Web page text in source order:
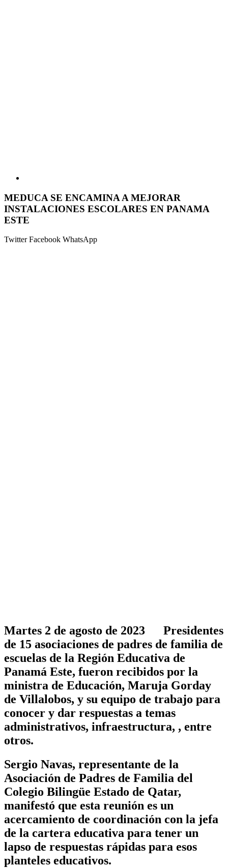
MEDUCA SE ENCAMINA A MEJORAR
INSTALACIONES ESCOLARES EN PANAMA
ESTE
TwitterFacebook WhatsApp
Martes 2 de agosto de 2023 Presidentes
de 15 asociaciones de padres de familia de
escuelas de la Región Educativa de
Panamá Este, fueron recibidos por la
ministra de Educación, Maruja Gorday
de Villalobos, y su equipo de trabajo para
conocer y dar respuestas a temas
administrativos, infraestructura, , entre
otros.
Sergio Navas, representante de la
Asociación de Padres de Familia del
Colegio Bilingüe Estado de Qatar,
manifestó que esta reunión es un
acercamiento de coordinación con la jefa
de la cartera educativa para tener un
lapso de respuestas rápidas para esos
planteles educativos.